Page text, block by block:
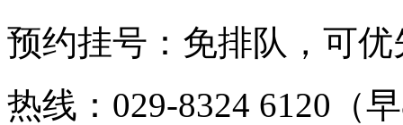
预约挂号：免排队，可优
热线：029-8324 6120（